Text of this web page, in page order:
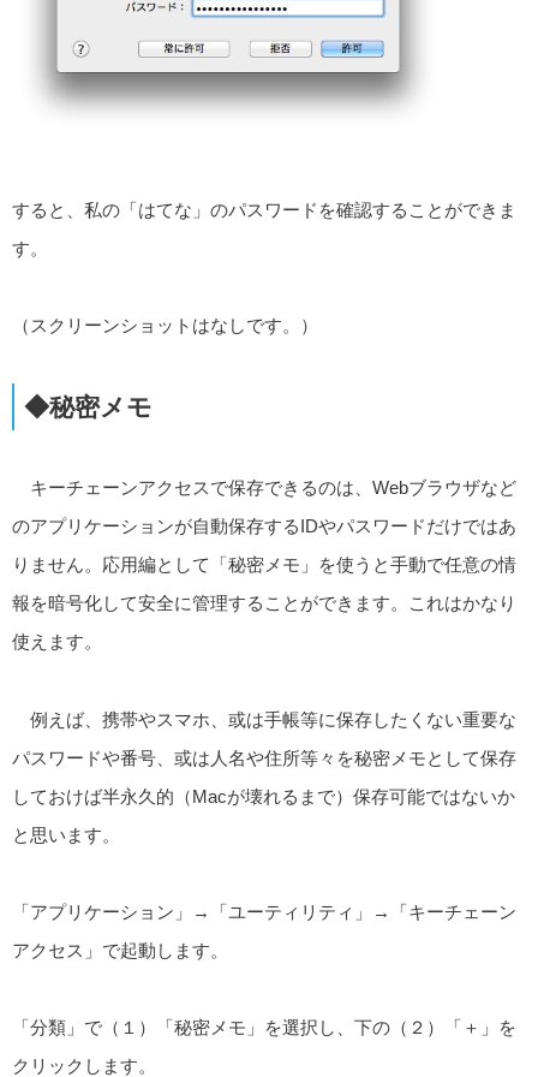
すると、私の「はてな」のパスワードを確認することができま
す。
（スクリーンショットはなしです。）
◆秘密メモ
キーチェーンアクセスで保存できるのは、Webブラウザなど
のアプリケーションが自動保存するIDやパスワードだけではあ
りません。応用編として「秘密メモ」を使うと手動で任意の情
報を暗号化して安全に管理することができます。これはかなり
使えます。
例えば、携帯やスマホ、或は手帳等に保存したくない重要な
パスワードや番号、或は人名や住所等々を秘密メモとして保存
しておけば半永久的（Macが壊れるまで）保存可能ではないか
と思います。
「アプリケーション」→「ユーティリティ」→「キーチェーン
アクセス」で起動します。
「分類」で（１）「秘密メモ」を選択し、下の（２）「＋」を
クリックします。